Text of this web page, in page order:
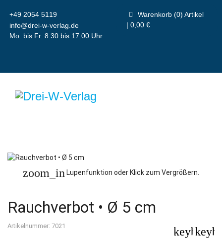
+49 2054 5119
info@drei-w-verlag.de
Mo. bis Fr. 8.30 bis 17.00 Uhr
Warenkorb (0) Artikel
| 0,00 €
zoom_in Lupenfunktion oder Klick zum Vergrößern.
Rauchverbot • Ø 5 cm
Artikelnummer: 7021